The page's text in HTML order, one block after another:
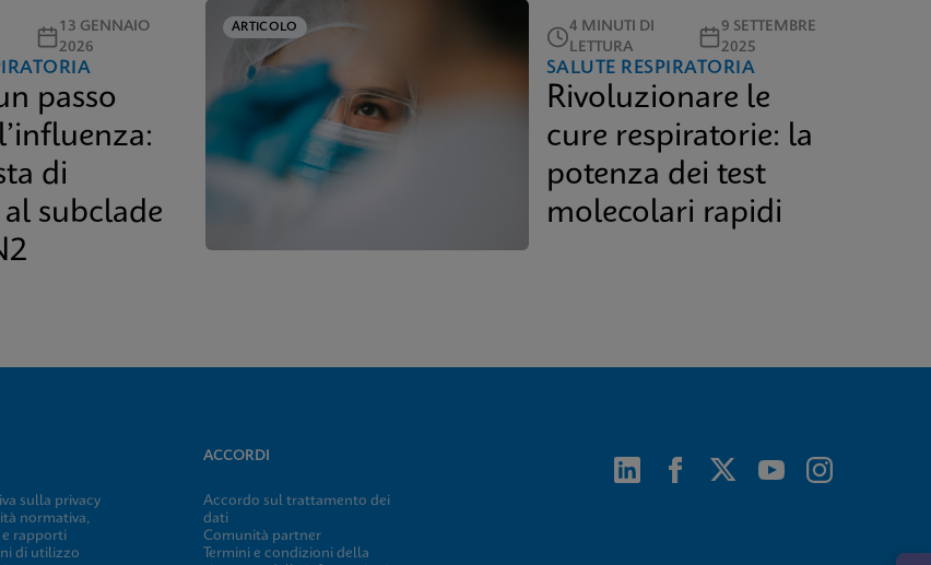
13 GENNAIO
2026
passo
di
subclade
ARTICOLO
4 MINUTI DI
LETTURA
9 SETTEMBRE
2025
SALUTE RESPIRATORIA
Rivoluzionare le
cure respiratorie: la
potenza dei test
molecolari rapidi
sulla privacy
normativa,
rapporti
di utilizzo
ACCORDI
Accordo sul trattamento dei
dati
Comunità partner
Termini e condizioni della